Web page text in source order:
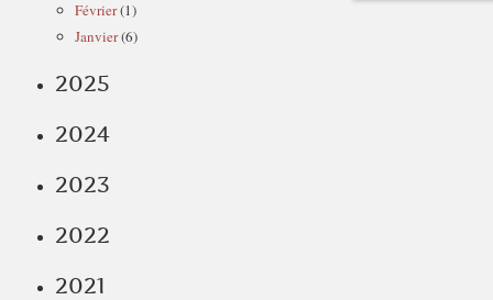
Février(1)
Janvier(6)
2025
2024
2023
2022
2021